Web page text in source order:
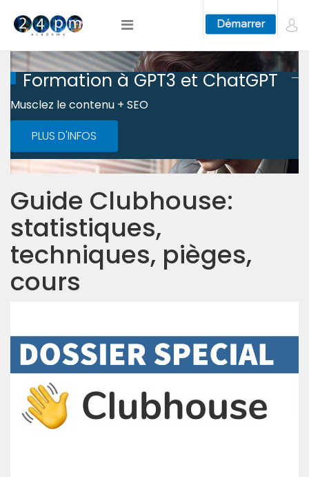
Formation à GPT3 et ChatGPT
Musclez le contenu + SEO
PLUS D'INFOS
Guide Clubhouse:
statistiques,
techniques, pièges,
cours